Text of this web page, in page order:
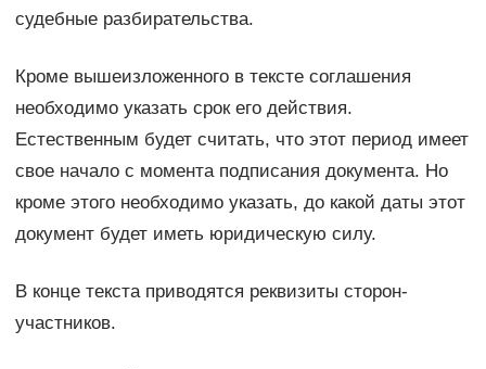
судебные разбирательства.
Кроме вышеизложенного в тексте соглашения
необходимо указать срок его действия.
Естественным будет считать, что этот период имеет
свое начало с момента подписания документа. Но
кроме этого необходимо указать, до какой даты этот
документ будет иметь юридическую силу.
В конце текста приводятся реквизиты сторон-
участников.